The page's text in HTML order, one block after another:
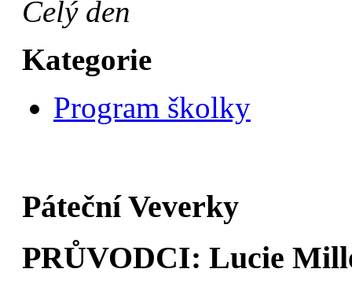
Celý den
Kategorie
Program školky
Páteční Veverky
PRŮVODCI: Lucie